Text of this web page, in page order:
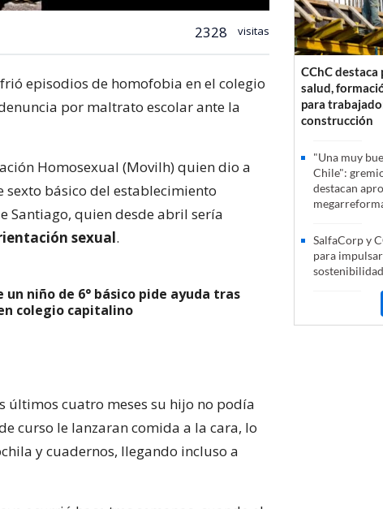
2328 visitas
episodios de homofobia en el colegio
por maltrato escolar ante la
Homosexual (Movilh) quien dio a
sexto básico del establecimiento
Santiago, quien desde abril sería
sexual.
un niño de 6° básico pide ayuda tras
colegio capitalino
últimos cuatro meses su hijo no podía
curso le lanzaran comida a la cara, lo
y cuadernos, llegando incluso a
CChC destaca
salud,
para
construcción
"Una muy
Chile":
destacan
SalfaCorp y
para